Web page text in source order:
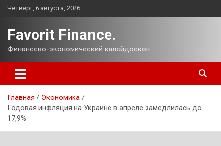
Перейти
Четверг, 6 августа, 2026
Favorit Finance.
Финансово-экономический калейдоскоп.
Главная
Экономика
Годовая инфляция на Украине в апреле замедлилась до
17,9%